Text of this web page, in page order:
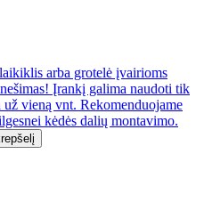
arba grotelė įvairioms
Įrankį galima naudoti tik
vieną vnt. Rekomenduojame
kėdės dalių montavimo.